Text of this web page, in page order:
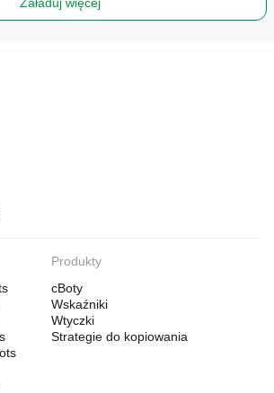
Produkty
cBoty
Wskaźniki
Wtyczki
Strategie do kopiowania